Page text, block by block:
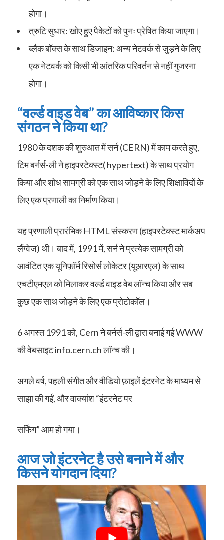
होगा।
त्रुटि सुधार: खोए हुए पैकेटों को पुनः प्रेषित किया जाएगा।
ब्लैक बॉक्स के साथ डिजाइन: अन्य नेटवर्क से जुड़ने के लिए
एक नेटवर्क को किसी भी आंतरिक परिवर्तन से नहीं गुजरना
होगा।
“वर्ल्ड वाइड वेब” का आविष्कार किस
संगठन ने किया था?
1980 के दशक की शुरुआत में सर्न (CERN) में काम करते हुए,
टिम बर्नर्स-ली ने हाइपरटेक्स्ट( hypertext) के साथ प्रयोग
किया और शोध सामग्री को एक साथ जोड़ने के लिए शिक्षाविदों के
लिए एक प्रणाली का निर्माण किया।
यह प्रणाली प्रारंभिक HTML संस्करण (हाइपरटेक्स्ट मार्कअप
लैंग्वेज) थी। बाद में, 1991 में, सर्न ने प्रत्येक सामग्री को
आवंटित एक यूनिफ़ॉर्म रिसोर्स लोकेटर (यूआरएल) के साथ
एचटीएमएल को मिलाकरवर्ल्ड वाइड वेबलॉन्च किया और सब
कुछ एक साथ जोड़ने के लिए एक प्रोटोकॉल।
6 अगस्त 1991 को, Cern ने बर्नर्स-ली द्वारा बनाई गई WWW
की वेबसाइट info.cern.ch लॉन्च की।
अगले वर्ष, पहली संगीत और वीडियो फ़ाइलें इंटरनेट के माध्यम से
साझा की गईं, और वाक्यांश “इंटरनेट पर
सर्फिंग” आम हो गया।
आज जो इंटरनेट है उसे बनाने में और
किसने योगदान दिया?